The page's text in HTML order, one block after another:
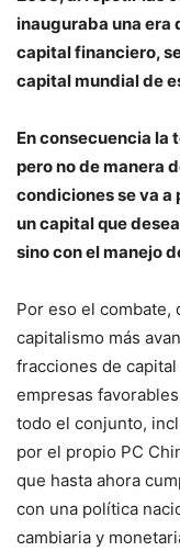
inauguraba una era
capital financiero,
capital mundial de
En consecuencia la
pero no de manera
condiciones se va a
un capital que
sino con el manejo
Por eso el combate,
capitalismo más
fracciones de
empresas
todo el conjunto,
por el propio PC
que hasta ahora
con una política
cambiaria y